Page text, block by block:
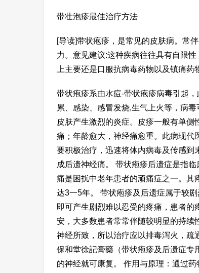
带壮泡疹最佳治疗方法
[导读]带状疱疹，是常见的皮肤病。常
力。意见建议:这种疾病往往具有自限
上主要还是口服抗病毒药物以及镇痛
带状疱疹系由水痘-带状疱疹病毒引起
累、感染、感冒发烧,生气上火等，病
皮肤产生激烈的炎症。皮疹一般有单
痛；年龄愈大，神经痛愈重。此病现代
要积极治疗，迅速将体内病毒及传感
成后遗神经痛。 带状疱疹后遗症是指
痛是困扰中老年患者的顽痛症之一。其
达3一5年。 带状疱疹及后遗症属于较
即可产生剧烈难以忍受的疼痛，患者
安，大多数患者常常伴随较明显的持续
神经所致，所以治疗应以排毒泻火，疏
保和堂徐記膏藥（带状疱疹及后遗症
的神经就可康复。 作用与原理：通过